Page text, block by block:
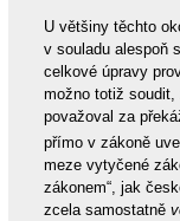
U většiny těchto
v souladu alespoň
celkové úpravy
možno totiž
považoval za
přímo v zákoně
meze vytyčené
zákonem“, jak
zcela samostatně